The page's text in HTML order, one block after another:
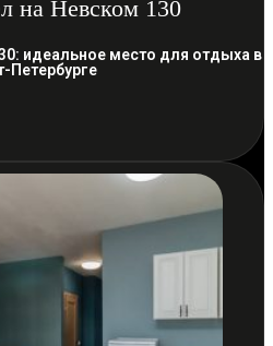
на Невском 130
идеальное место для отдыха в
Петербурге